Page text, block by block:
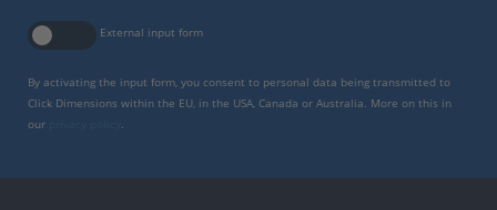
External input form
By activating the input form, you consent to personal data being transmitted to
Click Dimensions within the EU, in the USA, Canada or Australia. More on this in
our
.